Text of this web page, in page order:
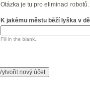
Otázka je tu pro eliminaci robotů.
K jakému městu běží lyška v
Fill in the blank.